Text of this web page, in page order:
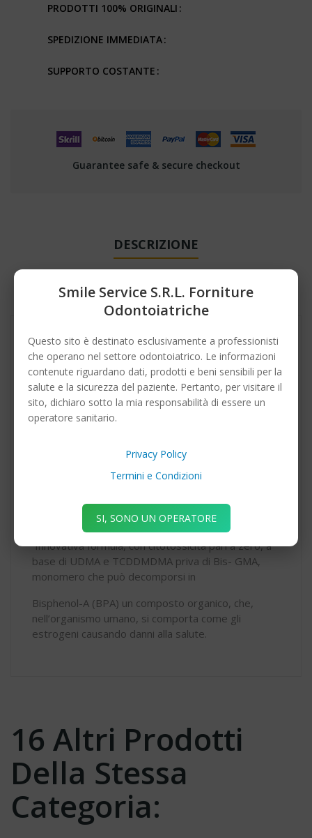
PRODOTTI 100% ORIGINALI
SPEDIZIONE IMMEDIATA
SUPPORTO COSTANTE
Guarantee safe & secure checkout
DESCRIZIONE
Composito altamente biocompatibile con
caratteristiche meccaniche e funzionali simili allo
smalto naturale. Totalmente biocompatibile per
garantire
umano senza rilascio di sostanze dannose e in tutta
sicurezza. Alta stabilità della
polveri liberate dai fenomeni di abrasione che
potrebbero essere assorbite dall’organismo.
Innovativa formula, con citotossicità pari a zero, a
base di UDMA e TCDDMDMA priva di Bis- GMA,
monomero che può decomporsi in
Bisphenol-A (BPA) un composto organico, che,
nell’organismo umano, si comporta come gli
estrogeni causando danni alla salute.
16 Altri Prodotti
Della Stessa
Categoria:
Smile Service S.r.l. Forniture
Odontoiatriche
Questo sito è destinato esclusivamente a professionisti
che operano nel settore odontoiatrico. Le informazioni
contenute riguardano dati, prodotti e beni sensibili per la
salute e la sicurezza del paziente. Pertanto, per visitare il
sito, dichiaro sotto la mia responsabilità di essere un
operatore sanitario.
Privacy Policy
Termini e Condizioni
SI, SONO UN OPERATORE